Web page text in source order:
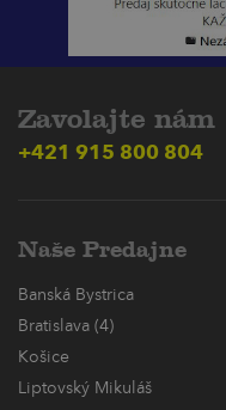
Zavolajte nám
+421 915 800 804
Naše Predajne
Banská Bystrica
Bratislava (4)
Košice
Liptovský Mikuláš